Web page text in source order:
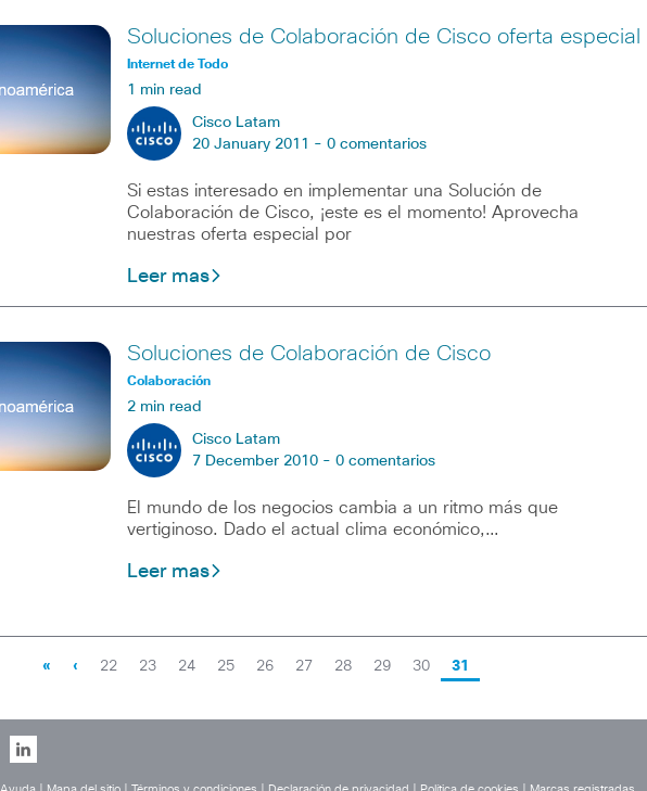
Soluciones de Colaboración de Cisco oferta especial
Internet de Todo
1 min read
Cisco Latam
20 January 2011 - 0 comentarios
Si estas interesado en implementar una Solución de
Colaboración de Cisco, ¡este es el momento! Aprovecha
nuestras oferta especial por
Leer mas
Soluciones de Colaboración de Cisco
Colaboración
2 min read
Cisco Latam
7 December 2010 - 0 comentarios
El mundo de los negocios cambia a un ritmo más que
vertiginoso. Dado el actual clima económico,…
Leer mas
« ‹ 22 23 24 25 26 27 28 29 30 31